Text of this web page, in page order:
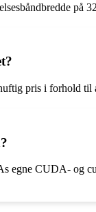
på
pris i forhold til
CUDA- og